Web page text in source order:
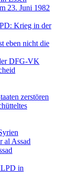
23. Juni 1982
Krieg in der
eben nicht die
DFG-VK
zerstören
al Assad
in